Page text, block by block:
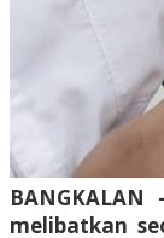
melibatkan